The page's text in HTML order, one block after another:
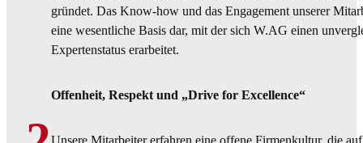
gründet. Das Know-how und das Engagement unserer
eine wesentliche Basis dar, mit der sich W.AG einen
Expertenstatus erarbeitet.
Offenheit, Respekt und „Drive for Excellence“